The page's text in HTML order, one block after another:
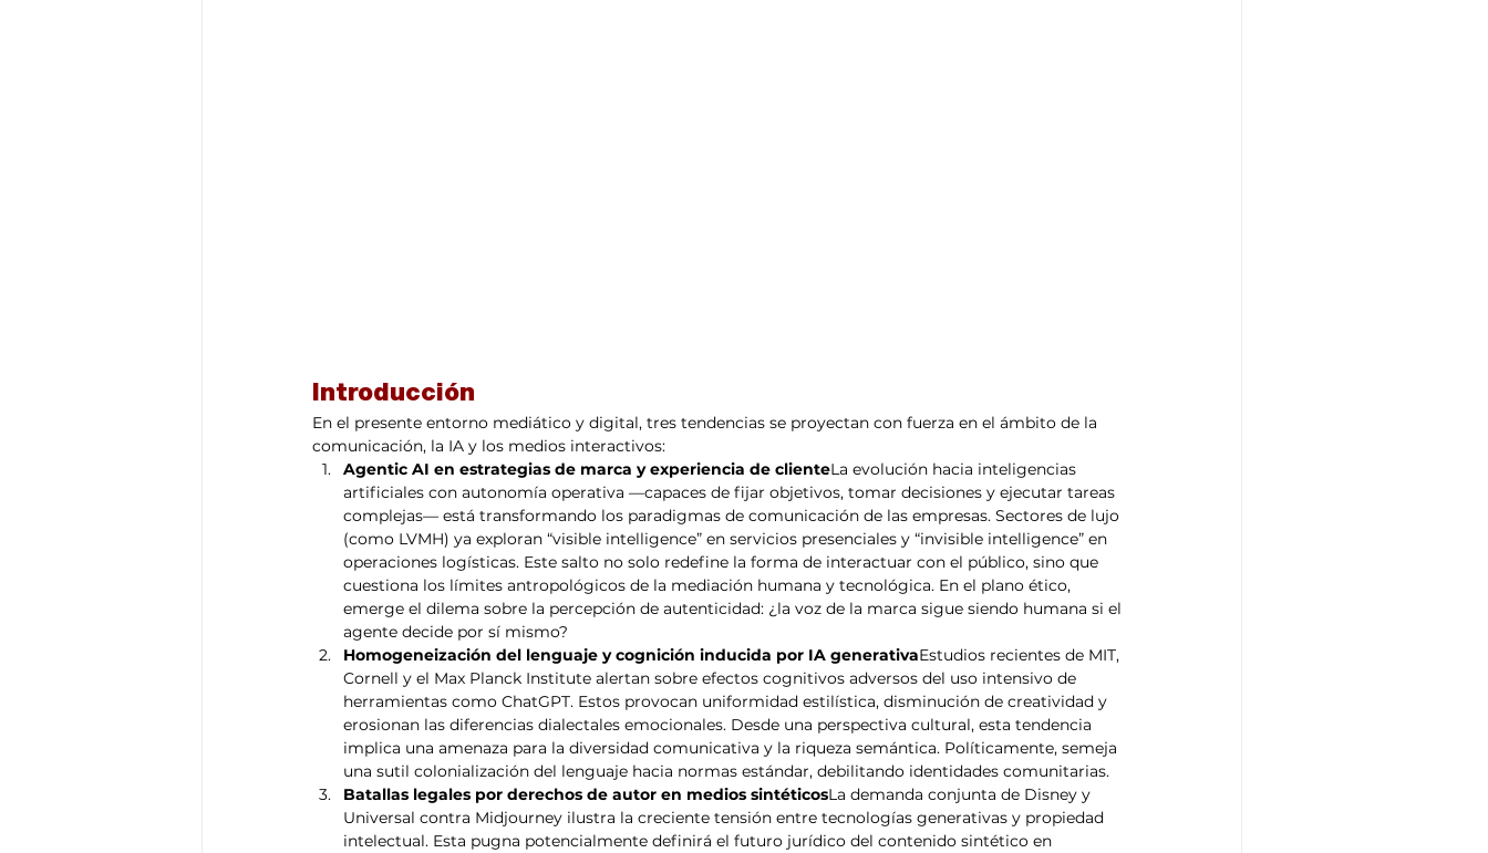
Introducción
En el presente entorno mediático y digital, tres tendencias se proyectan con fuerza en el ámbito de la
comunicación, la IA y los medios interactivos:
Agentic AI en estrategias de marca y experiencia de clienteLa evolución hacia inteligencias
artificiales con autonomía operativa —capaces de fijar objetivos, tomar decisiones y ejecutar tareas
complejas— está transformando los paradigmas de comunicación de las empresas. Sectores de lujo
(como LVMH) ya exploran “visible intelligence” en servicios presenciales y “invisible intelligence” en
operaciones logísticas. Este salto no solo redefine la forma de interactuar con el público, sino que
cuestiona los límites antropológicos de la mediación humana y tecnológica. En el plano ético,
emerge el dilema sobre la percepción de autenticidad: ¿la voz de la marca sigue siendo humana si el
agente decide por sí mismo?
Homogeneización del lenguaje y cognición inducida por IA generativaEstudios recientes de MIT,
Cornell y el Max Planck Institute alertan sobre efectos cognitivos adversos del uso intensivo de
herramientas como ChatGPT. Estos provocan uniformidad estilística, disminución de creatividad y
erosionan las diferencias dialectales emocionales. Desde una perspectiva cultural, esta tendencia
implica una amenaza para la diversidad comunicativa y la riqueza semántica. Políticamente, semeja
una sutil colonialización del lenguaje hacia normas estándar, debilitando identidades comunitarias.
Batallas legales por derechos de autor en medios sintéticosLa demanda conjunta de Disney y
Universal contra Midjourney ilustra la creciente tensión entre tecnologías generativas y propiedad
intelectual. Esta pugna potencialmente definirá el futuro jurídico del contenido sintético en